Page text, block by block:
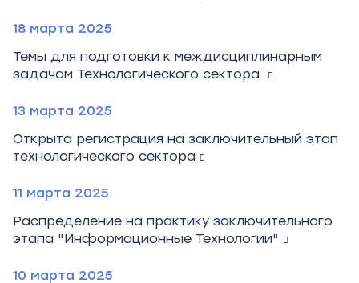
18 марта 2025
Темы для подготовки к междисциплинарным
задачам Технологического сектора
13 марта 2025
Открыта регистрация на заключительный этап
технологического сектора
11 марта 2025
Распределение на практику заключительного
этапа "Информационные Технологии"
10 марта 2025